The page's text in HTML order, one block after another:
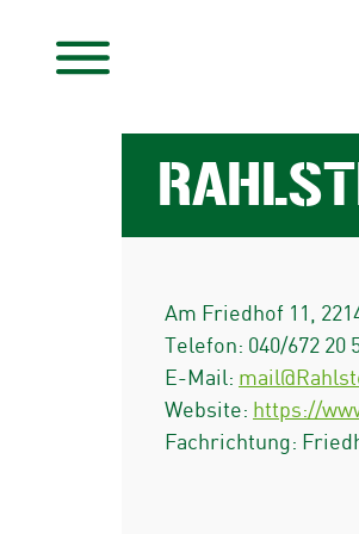
Am Friedhof 11
Telefon: 040/672 20
E-Mail:
Website: https://
Fachrichtung: